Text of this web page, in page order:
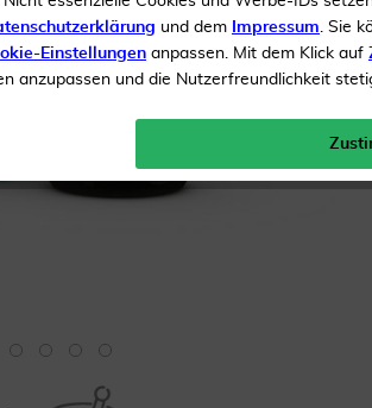
und dem Impressum. Sie
Einstellungen anpassen. Mit dem Klick auf
anzupassen und die Nutzerfreundlichkeit